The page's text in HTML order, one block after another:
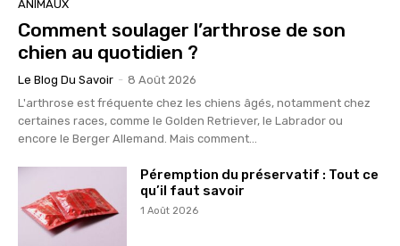
ANIMAUX
Comment soulager l’arthrose de son
chien au quotidien ?
Le Blog Du Savoir - 8 Août 2026
L'arthrose est fréquente chez les chiens âgés, notamment chez
certaines races, comme le Golden Retriever, le Labrador ou
encore le Berger Allemand. Mais comment...
Péremption du préservatif : Tout ce
qu’il faut savoir
1 Août 2026